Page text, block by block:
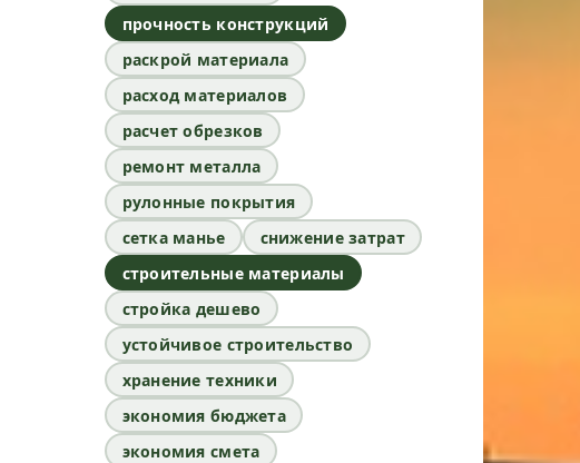
прочность конструкций
раскрой материала
расход материалов
расчет обрезков
ремонт металла
рулонные покрытия
сетка манье
снижение затрат
строительные материалы
стройка дешево
устойчивое строительство
хранение техники
экономия бюджета
экономия смета